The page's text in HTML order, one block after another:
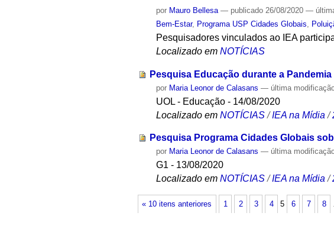
por Mauro Bellesa — publicado 26/08/2020—
Bem-Estar, Programa USP Cidades Globais
Pesquisadores vinculados ao IEA
Localizado em NOTÍCIAS
Pesquisa Educação durante a
por Maria Leonor de Calasans — última
UOL - Educação - 14/08/2020
Localizado em NOTÍCIAS /IEA na Mídia /
Pesquisa Programa Cidades Globais
por Maria Leonor de Calasans — última
G1 - 13/08/2020
Localizado em NOTÍCIAS /IEA na Mídia /
« 10 itens anteriores 1 2 3 4 5 6 7 8